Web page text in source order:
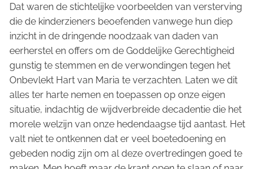
Dat waren de stichtelijke voorbeelden van versterving
die de kinderzieners beoefenden vanwege hun diep
inzicht in de dringende noodzaak van daden van
eerherstel en offers om de Goddelijke Gerechtigheid
gunstig te stemmen en de verwondingen tegen het
Onbevlekt Hart van Maria te verzachten. Laten we dit
alles ter harte nemen en toepassen op onze eigen
situatie, indachtig de wijdverbreide decadentie die het
morele welzijn van onze hedendaagse tijd aantast. Het
valt niet te ontkennen dat er veel boetedoening en
gebeden nodig zijn om al deze overtredingen goed te